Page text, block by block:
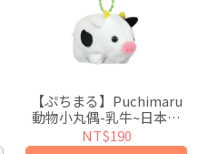
【ぷちまる】Puchimaru
動物小丸偶-乳牛~日本超
人氣絨毛小吊飾
NT$190